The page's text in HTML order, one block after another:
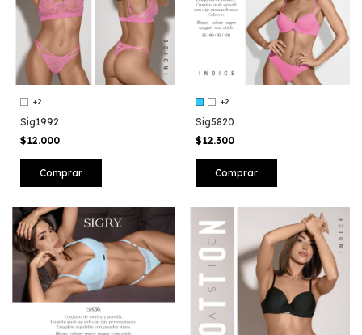
+2
Sig1992
$12.000
Comprar
+2
Sig5820
$12.300
Comprar